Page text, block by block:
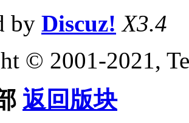
by Discuz! X3.4
© 2001-2021,
返回版块